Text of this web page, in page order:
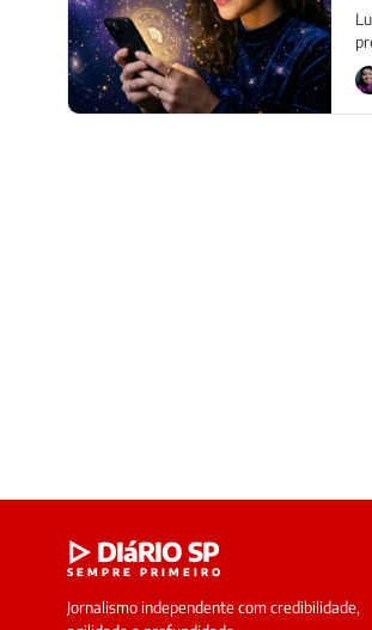
▷ DIáRIO SP
SEMPRE PRIMEIRO
Jornalismo independente com credibilidade,